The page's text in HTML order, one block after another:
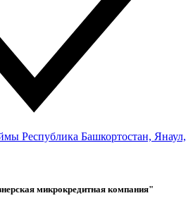
Республика Башкортостан, Янаул,
микрокредитная компания"